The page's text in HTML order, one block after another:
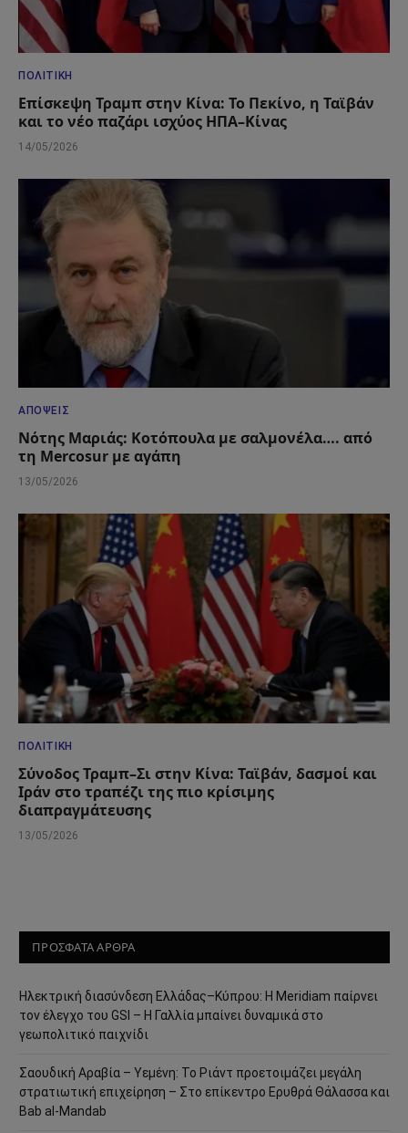
ΠΟΛΙΤΙΚΉ
Επίσκεψη Τραμπ στην Κίνα: Το Πεκίνο, η Ταϊβάν
και το νέο παζάρι ισχύος ΗΠΑ–Κίνας
14/05/2026
ΑΠΌΨΕΙΣ
Νότης Μαριάς: Κοτόπουλα με σαλμονέλα…. από
τη Mercosur με αγάπη
13/05/2026
ΠΟΛΙΤΙΚΉ
Σύνοδος Τραμπ–Σι στην Κίνα: Ταϊβάν, δασμοί και
Ιράν στο τραπέζι της πιο κρίσιμης
διαπραγμάτευσης
13/05/2026
ΠΡΟΣΦΑΤΑ ΑΡΘΡΑ
Ηλεκτρική διασύνδεση Ελλάδας–Κύπρου: Η Meridiam παίρνει
τον έλεγχο του GSI – Η Γαλλία μπαίνει δυναμικά στο
γεωπολιτικό παιχνίδι
Σαουδική Αραβία – Υεμένη: Το Ριάντ προετοιμάζει μεγάλη
στρατιωτική επιχείρηση – Στο επίκεντρο Ερυθρά Θάλασσα και
Bab al-Mandab